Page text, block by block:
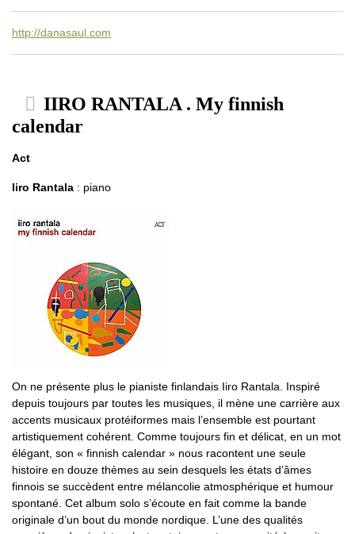
http://danasaul.com
IIRO RANTALA . My finnish
calendar
Act
Iiro Rantala : piano
On ne présente plus le pianiste finlandais Iiro Rantala. Inspiré
depuis toujours par toutes les musiques, il mène une carrière aux
accents musicaux protéiformes mais l’ensemble est pourtant
artistiquement cohérent. Comme toujours fin et délicat, en un mot
élégant, son « finnish calendar » nous racontent une seule
histoire en douze thèmes au sein desquels les états d’âmes
finnois se succèdent entre mélancolie atmosphérique et humour
spontané. Cet album solo s’écoute en fait comme la bande
originale d’un bout du monde nordique. L’une des qualités